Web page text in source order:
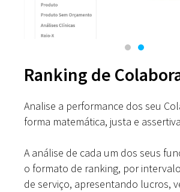
Ranking de
Analise a performance dos seu
forma matemática, justa e
A análise de cada um dos seus
o formato de ranking, por
de serviço, apresentando lucros,